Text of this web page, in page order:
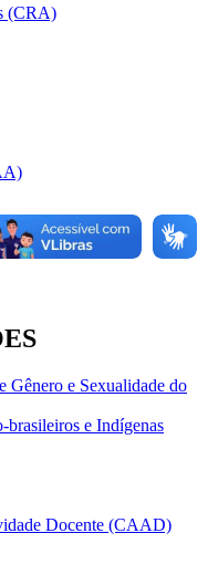
(CRA)
Gênero e Sexualidade do
e Indígenas
Docente (CAAD)